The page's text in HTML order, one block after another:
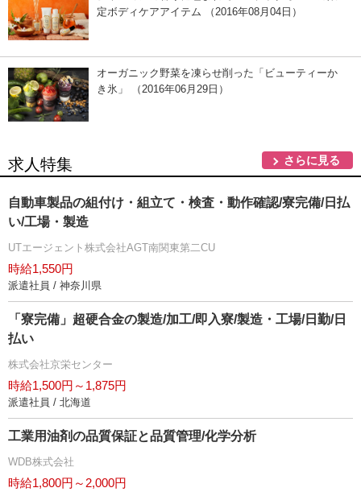
定ボディケアアイテム （2016年08月04日）
オーガニック野菜を凍らせ削った「ビューティーか
き氷」 （2016年06月29日）
求人特集 さらに見る
自動車製品の組付け・組立て・検査・動作確認/寮完備/日払
い/工場・製造
UTエージェント株式会社AGT南関東第二CU
時給1,550円
派遣社員 / 神奈川県
「寮完備」超硬合金の製造/加工/即入寮/製造・工場/日勤/日
払い
株式会社京栄センター
時給1,500円～1,875円
派遣社員 / 北海道
工業用油剤の品質保証と品質管理/化学分析
WDB株式会社
時給1,800円～2,000円